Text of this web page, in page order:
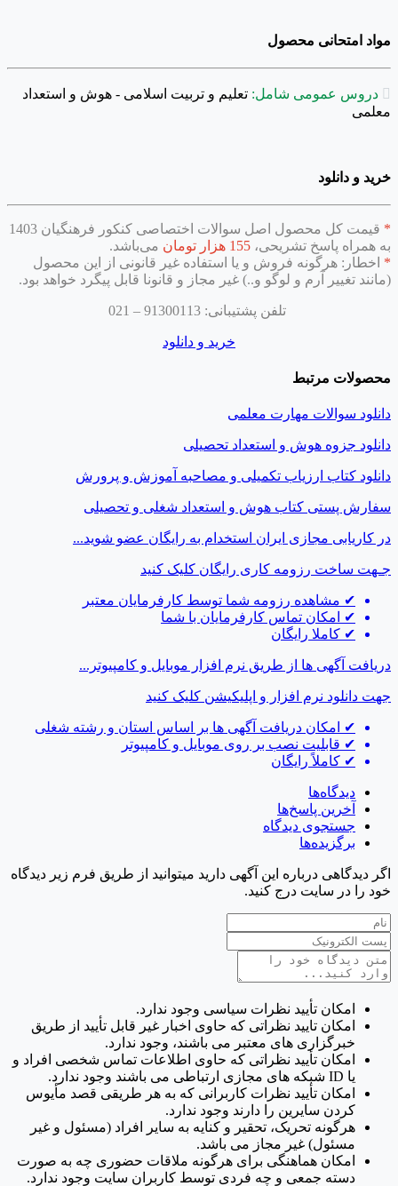
مواد امتحانی محصول
 دروس عمومی شامل: تعلیم و تربیت اسلامی - هوش و استعداد
معلمی
خرید و دانلود
* قیمت
کل محصول اصل سوالات اختصاصی کنکور فرهنگیان 1403
به همراه پاسخ تشریحی، 155 هزار تومان می‌باشد.
* اخطار: هرگونه فروش و یا استفاده غیر قانونی از این محصول
(مانند تغییر آرم و لوگو و..) غیر مجاز و قانونا قابل پیگرد خواهد بود.
تلفن پشتیبانی: 91300113 – 021
خرید و دانلود
محصولات مرتبط
دانلود سوالات مهارت معلمی
دانلود جزوه هوش و استعداد تحصیلی
دانلود کتاب ارزیاب تکمیلی و مصاحبه آموزش و پرورش
سفارش پستی کتاب‌ هوش و استعداد شغلی و تحصیلی
در کاریابی مجازی ایران استخدام به رایگان عضو شوید...
جـهت ساخت رزومه کاری رایگان کلیک کنید
✔ مشاهده رزومه شما توسط کارفرمایان معتبر
✔
امکان تماس کارفرمایان با شما
✔ کاملا رایگان
دریافت آگهی ها از طریق نرم افزار موبایل و کامپیوتر...
جهت دانلود نرم افزار و اپلیکیشن کلیک کنید
✔
امکان دریافت آگهی ها بر اساس استان و رشته شغلی
✔ قابلیت نصب بر روی موبایل و کامپیوتر
✔ کاملاً رایگان
دیدگاه‌ها
آخرین پاسخ‌ها
جستجوی دیدگاه
برگزیده‌ها
اگر دیدگاهی درباره این آگهی دارید میتوانید از طریق فرم زیر دیدگاه
خود را در سایت درج کنید.
امکان تأیید نظرات سیاسی وجود ندارد.
امکان تایید نظراتی که حاوی اخبار غیر قابل تأیید از طریق
خبرگزاری های معتبر می باشند، وجود ندارد.
امکان تأیید نظراتی که حاوی اطلاعات تماس شخصی افراد و
یا ID شبکه های مجازی ارتباطی می باشند وجود ندارد.
امکان تأیید نظرات کاربرانی که به هر طریقی قصد مأیوس
کردن سایرین را دارند وجود ندارد.
هرگونه تحریک، تحقیر و کنایه به سایر افراد (مسئول و غیر
مسئول) غیر مجاز می باشد.
امکان هماهنگی برای هرگونه ملاقات حضوری چه به صورت
دسته جمعی و چه فردی توسط کاربران سایت وجود ندارد.